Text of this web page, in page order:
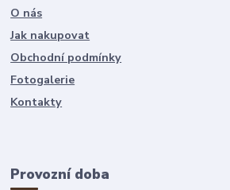
O nás
Jak nakupovat
Obchodní podmínky
Fotogalerie
Kontakty
Provozní doba